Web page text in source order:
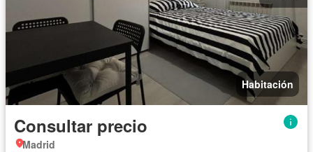
Habitación
Consultar precio
Madrid